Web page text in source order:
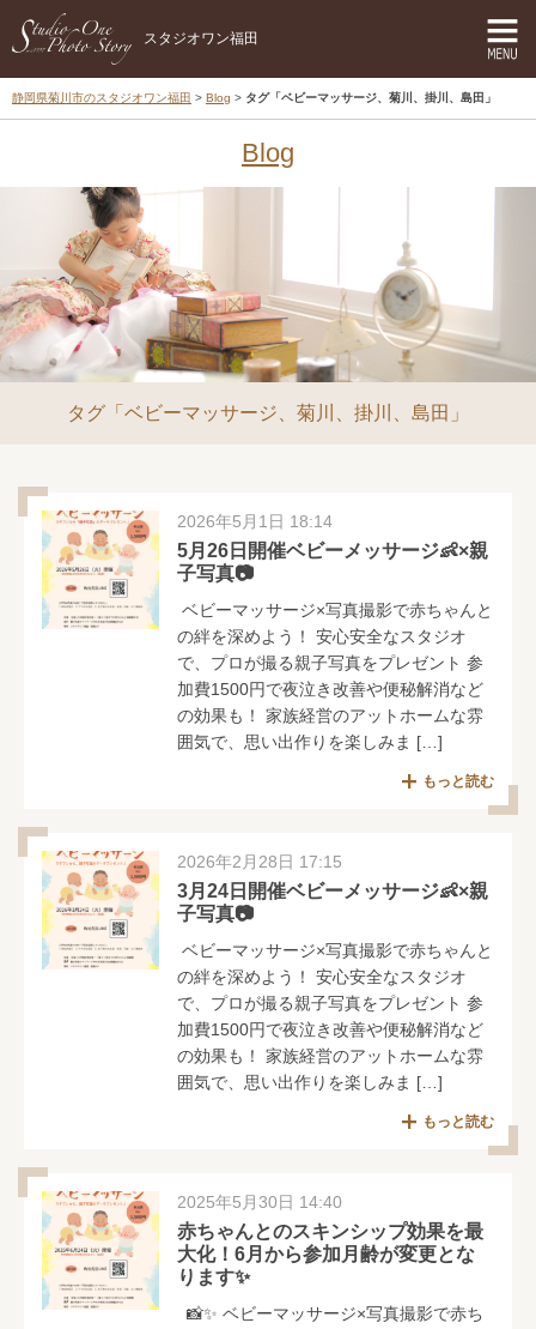
スタジオワン福田
静岡県菊川市のスタジオワン福田 Blog タグ「ベビーマッサージ、菊川、掛川、島田」
Blog
タグ「ベビーマッサージ、菊川、掛川、島田」
2026年5月1日 18:14
5月26日開催ベビーメッサージ👶×親
子写真📷
ベビーマッサージ×写真撮影で赤ちゃんと
の絆を深めよう！ 安心安全なスタジオ
で、プロが撮る親子写真をプレゼント 参
加費1500円で夜泣き改善や便秘解消など
の効果も！ 家族経営のアットホームな雰
囲気で、思い出作りを楽しみま […]
もっと読む
2026年2月28日 17:15
3月24日開催ベビーメッサージ👶×親
子写真📷
ベビーマッサージ×写真撮影で赤ちゃんと
の絆を深めよう！ 安心安全なスタジオ
で、プロが撮る親子写真をプレゼント 参
加費1500円で夜泣き改善や便秘解消など
の効果も！ 家族経営のアットホームな雰
囲気で、思い出作りを楽しみま […]
もっと読む
2025年5月30日 14:40
赤ちゃんとのスキンシップ効果を最
大化！6月から参加月齢が変更とな
ります✨
📸✨ ベビーマッサージ×写真撮影で赤ち